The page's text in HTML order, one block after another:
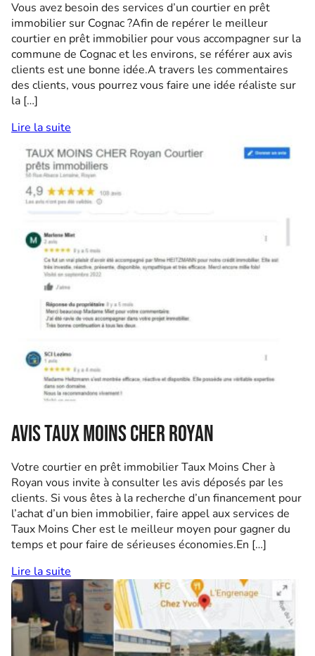
Vous avez besoin des services d’un courtier en prêt
immobilier sur Cognac ?Afin de repérer le meilleur
courtier en prêt immobilier pour vous accompagner sur la
commune de Cognac et les environs, se référer aux avis
clients est une bonne idée.A travers les commentaires
des clients, vous pourrez vous faire une idée réaliste sur
la […]
Lire la suite
Avis Taux Moins Cher Royan
Votre courtier en prêt immobilier Taux Moins Cher à
Royan vous invite à consulter les avis déposés par les
clients. Si vous êtes à la recherche d’un financement pour
l’achat d’un bien immobilier, faire appel aux services de
Taux Moins Cher est le meilleur moyen pour gagner du
temps et pour faire de sérieuses économies.En […]
Lire la suite